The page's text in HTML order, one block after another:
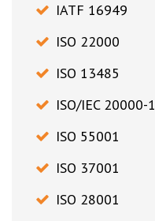
IATF 16949
ISO 22000
ISO 13485
ISO/IEC 20000-1
ISO 55001
ISO 37001
ISO 28001